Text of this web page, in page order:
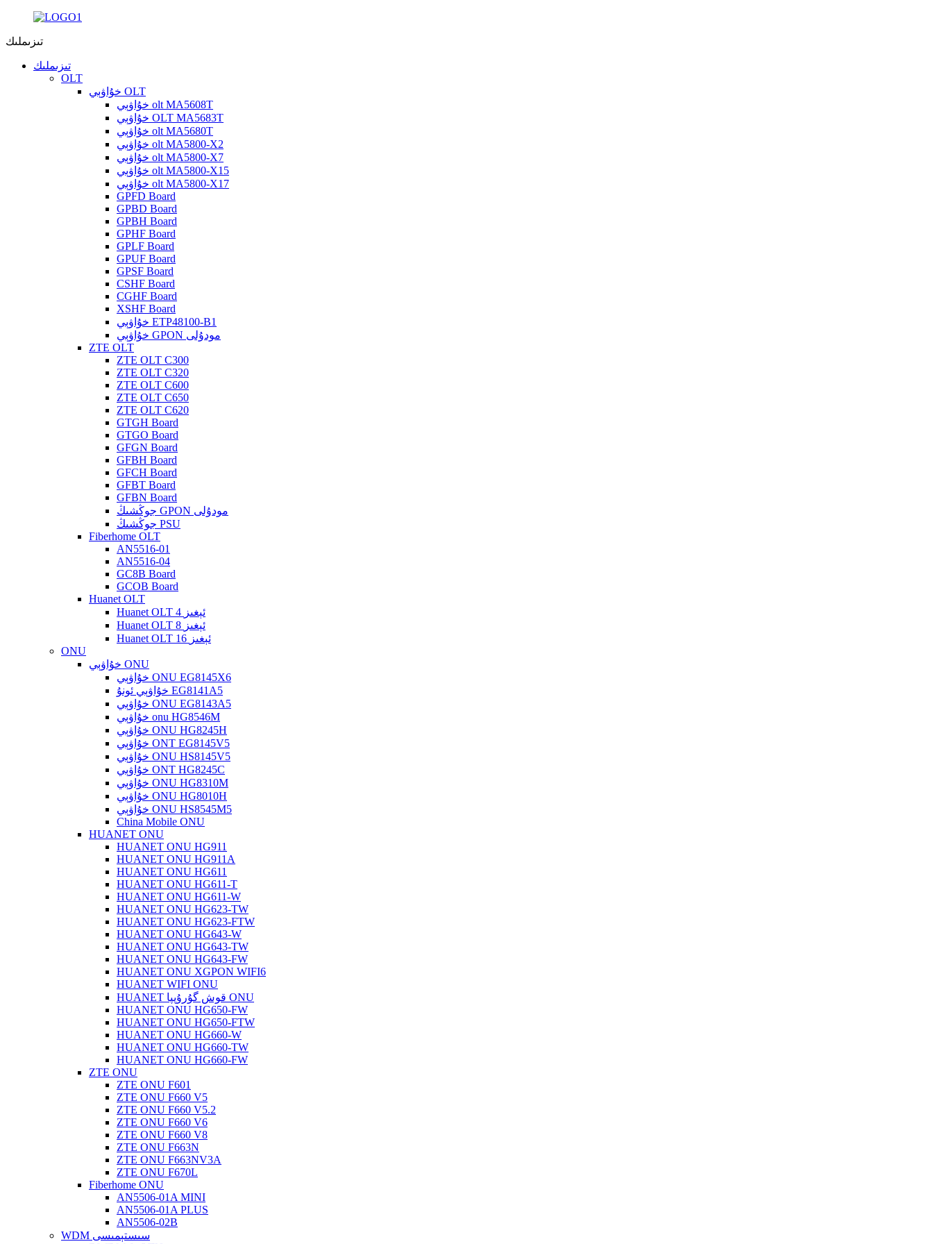
تىزىملىك
تىزىملىك
OLT
خۇاۋېي OLT
خۇاۋېي olt MA5608T
خۇاۋېي OLT MA5683T
خۇاۋېي olt MA5680T
خۇاۋېي olt MA5800-X2
خۇاۋېي olt MA5800-X7
خۇاۋېي olt MA5800-X15
خۇاۋېي olt MA5800-X17
GPFD Board
GPBD Board
GPBH Board
GPHF Board
GPLF Board
GPUF Board
GPSF Board
CSHF Board
CGHF Board
XSHF Board
خۇاۋېي ETP48100-B1
خۇاۋېي GPON مودۇلى
ZTE OLT
ZTE OLT C300
ZTE OLT C320
ZTE OLT C600
ZTE OLT C650
ZTE OLT C620
GTGH Board
GTGO Board
GFGN Board
GFBH Board
GFCH Board
GFBT Board
GFBN Board
جوڭشىڭ GPON مودۇلى
جوڭشىڭ PSU
Fiberhome OLT
AN5516-01
AN5516-04
GC8B Board
GCOB Board
Huanet OLT
Huanet OLT 4 ئېغىز
Huanet OLT 8 ئېغىز
Huanet OLT 16 ئېغىز
ONU
خۇاۋېي ONU
خۇاۋېي ONU EG8145X6
خۇاۋېي ئونۇ EG8141A5
خۇاۋېي ONU EG8143A5
خۇاۋېي onu HG8546M
خۇاۋېي ONU HG8245H
خۇاۋېي ONT EG8145V5
خۇاۋېي ONU HS8145V5
خۇاۋېي ONT HG8245C
خۇاۋېي ONU HG8310M
خۇاۋېي ONU HG8010H
خۇاۋېي ONU HS8545M5
China Mobile ONU
HUANET ONU
HUANET ONU HG911
HUANET ONU HG911A
HUANET ONU HG611
HUANET ONU HG611-T
HUANET ONU HG611-W
HUANET ONU HG623-TW
HUANET ONU HG623-FTW
HUANET ONU HG643-W
HUANET ONU HG643-TW
HUANET ONU HG643-FW
HUANET ONU XGPON WIFI6
HUANET WIFI ONU
HUANET قوش گۇرۇپپا ONU
HUANET ONU HG650-FW
HUANET ONU HG650-FTW
HUANET ONU HG660-W
HUANET ONU HG660-TW
HUANET ONU HG660-FW
ZTE ONU
ZTE ONU F601
ZTE ONU F660 V5
ZTE ONU F660 V5.2
ZTE ONU F660 V6
ZTE ONU F660 V8
ZTE ONU F663N
ZTE ONU F663NV3A
ZTE ONU F670L
Fiberhome ONU
AN5506-01A MINI
AN5506-01A PLUS
AN5506-02B
WDM سىستېمىسى